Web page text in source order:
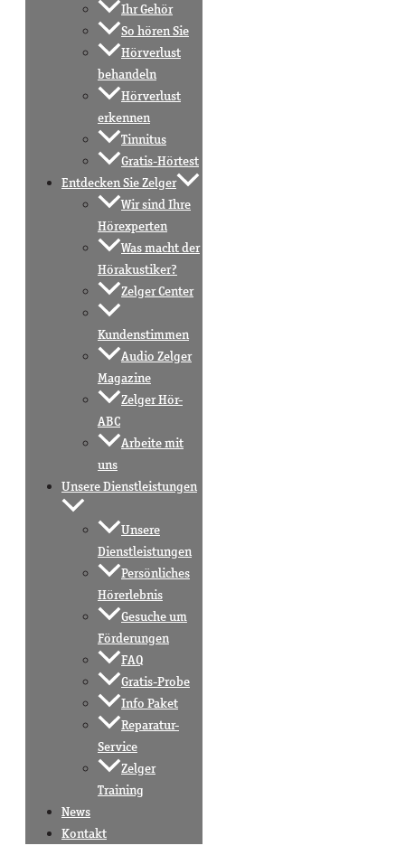
Ihr Gehör
So hören Sie
Hörverlust
behandeln
Hörverlust
erkennen
Tinnitus
Gratis-Hörtest
Entdecken Sie Zelger
Wir sind Ihre
Hörexperten
Was macht der
Hörakustiker?
Zelger Center
Kundenstimmen
Audio Zelger
Magazine
Zelger Hör-
ABC
Arbeite mit
uns
Unsere Dienstleistungen
Unsere
Dienstleistungen
Persönliches
Hörerlebnis
Gesuche um
Förderungen
FAQ
Gratis-Probe
Info Paket
Reparatur-
Service
Zelger
Training
News
Kontakt